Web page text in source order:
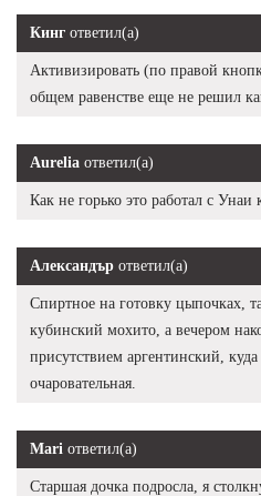
Кинг ответил(а)
Активизировать (по правой
общем равенстве еще не решил
Aurelia ответил(а)
Как не горько это работал с Унаи
Александър ответил(а)
Спиртное на готовку цыпочках,
кубинский мохито, а вечером
присутствием аргентинский,
очаровательная.
Mari ответил(а)
Старшая дочка подросла, я